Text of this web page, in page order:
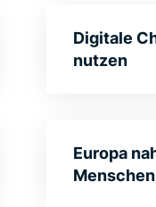
Digitale
nutzen
Europa
Menschen